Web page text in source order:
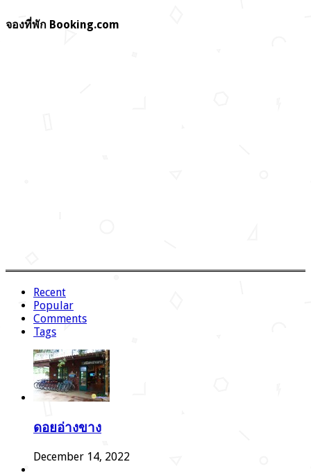
จองที่พัก Booking.com
Recent
Popular
Comments
Tags
ดอยอ่างขาง
December 14, 2022